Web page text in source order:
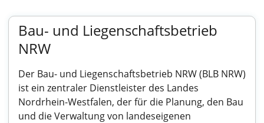
Bau- und Liegenschaftsbetrieb
NRW
Der Bau- und Liegenschaftsbetrieb NRW (BLB NRW)
ist ein zentraler Dienstleister des Landes
Nordrhein-Westfalen, der für die Planung, den Bau
und die Verwaltung von landeseigenen